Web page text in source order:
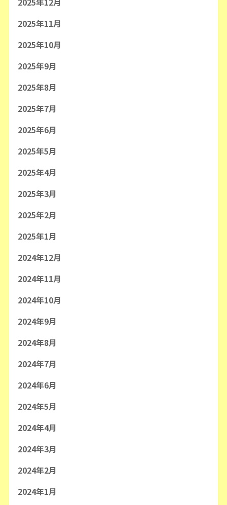
2025年11月
2025年10月
2025年9月
2025年8月
2025年7月
2025年6月
2025年5月
2025年4月
2025年3月
2025年2月
2025年1月
2024年12月
2024年11月
2024年10月
2024年9月
2024年8月
2024年7月
2024年6月
2024年5月
2024年4月
2024年3月
2024年2月
2024年1月